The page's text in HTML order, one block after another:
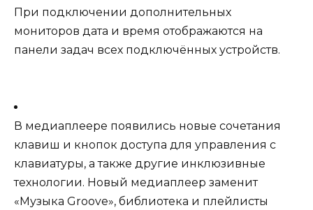
При подключении дополнительных
мониторов дата и время отображаются на
панели задач всех подключённых устройств.
В медиаплеере появились новые сочетания
клавиш и кнопок доступа для управления с
клавиатуры, а также другие инклюзивные
технологии. Новый медиаплеер заменит
«Музыка Groove», библиотека и плейлисты